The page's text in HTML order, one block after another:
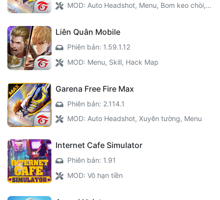
MOD: Auto Headshot, Menu, Bom keo chòi, Không khóa acc
Liên Quân Mobile
Phiên bản: 1.59.1.12
MOD: Menu, Skill, Hack Map
Garena Free Fire Max
Phiên bản: 2.114.1
MOD: Auto Headshot, Xuyên tường, Menu
Internet Cafe Simulator
Phiên bản: 1.91
MOD: Vô hạn tiền